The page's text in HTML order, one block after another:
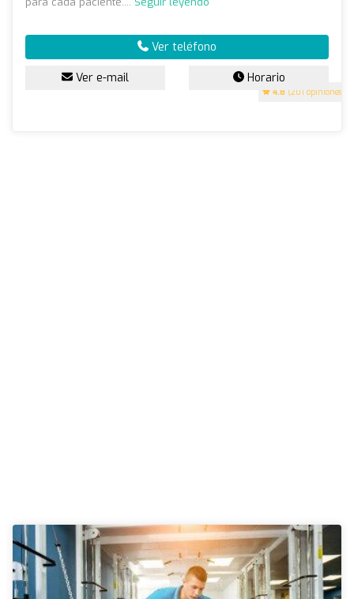
4.8 (201 opiniones)
Ver teléfono
Ver e-mail Horario